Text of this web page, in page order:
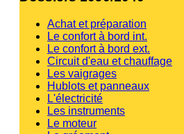
Achat et préparation
Le confort à bord int.
Le confort à bord ext.
Circuit d'eau et chauffage
Les vaigrages
Hublots et panneaux
L'électricité
Les instruments
Le moteur